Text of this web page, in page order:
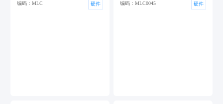
编码：MLC 硬件 编码：MLC0045 硬件